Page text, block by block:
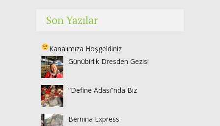
Son Yazılar
Kanalımıza Hoşgeldiniz
Günübirlik Dresden Gezisi
“Define Adası”nda Biz
Bernina Express